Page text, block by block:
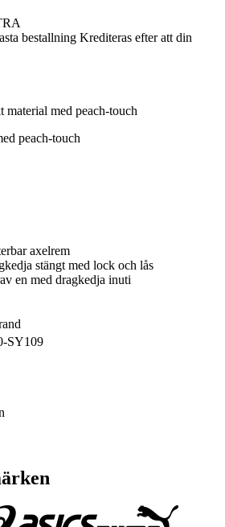
bestallning Krediteras efter att din
med peach-touch
peach-touch
axelrem
stängt med lock och lås
en med dragkedja inuti
SY109